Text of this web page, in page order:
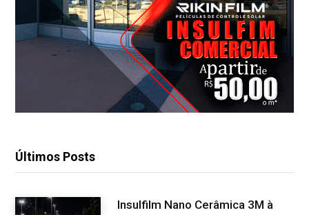
Últimos Posts
Insulfilm Nano Cerâmica 3M à